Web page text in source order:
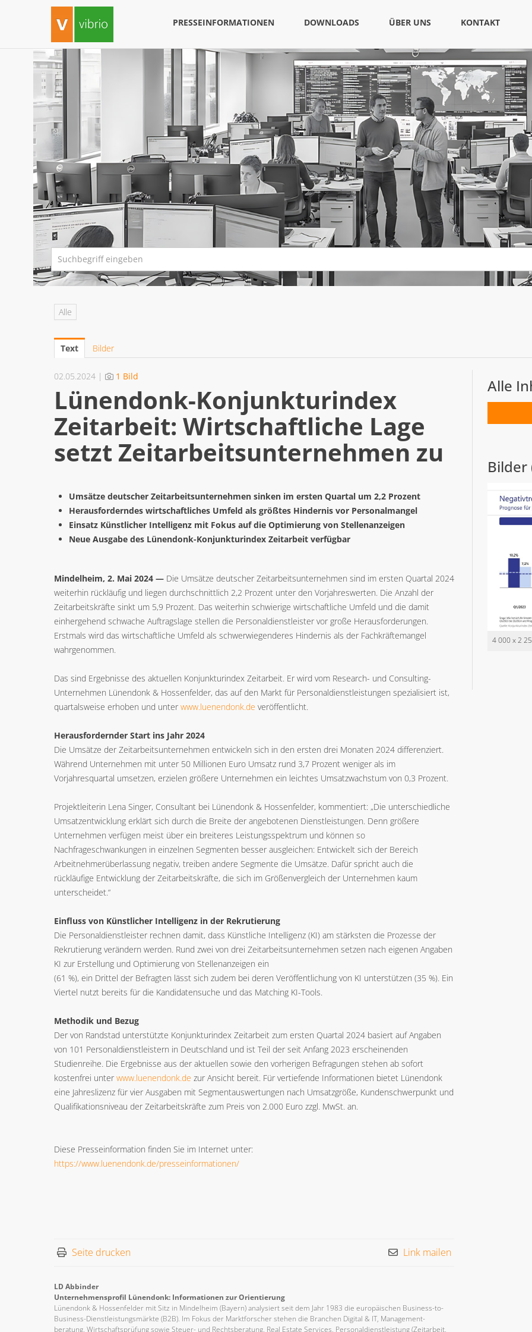
PRESSEINFORMATIONEN DOWNLOADS ÜBER UNS KONTAKT
Alle
Text Bilder
02.05.2024 | 1 Bild
Lünendonk-Konjunkturindex
Zeitarbeit: Wirtschaftliche Lage
setzt Zeitarbeitsunternehmen zu
Umsätze deutscher Zeitarbeitsunternehmen sinken im ersten Quartal um 2,2 Prozent
Herausforderndes wirtschaftliches Umfeld als größtes Hindernis vor Personalmangel
Einsatz Künstlicher Intelligenz mit Fokus auf die Optimierung von Stellenanzeigen
Neue Ausgabe des Lünendonk-Konjunkturindex Zeitarbeit verfügbar
Mindelheim, 2. Mai 2024 — Die Umsätze deutscher Zeitarbeitsunternehmen sind im ersten Quartal 2024
weiterhin rückläufig und liegen durchschnittlich 2,2 Prozent unter den Vorjahreswerten. Die Anzahl der
Zeitarbeitskräfte sinkt um 5,9 Prozent. Das weiterhin schwierige wirtschaftliche Umfeld und die damit
einhergehend schwache Auftragslage stellen die Personaldienstleister vor große Herausforderungen.
Erstmals wird das wirtschaftliche Umfeld als schwerwiegenderes Hindernis als der Fachkräftemangel
wahrgenommen.
Das sind Ergebnisse des aktuellen Konjunkturindex Zeitarbeit. Er wird vom Research- und Consulting-
Unternehmen Lünendonk & Hossenfelder, das auf den Markt für Personaldienstleistungen spezialisiert ist,
quartalsweise erhoben und unter www.luenendonk.de veröffentlicht.
Herausfordernder Start ins Jahr 2024
Die Umsätze der Zeitarbeitsunternehmen entwickeln sich in den ersten drei Monaten 2024 differenziert.
Während Unternehmen mit unter 50 Millionen Euro Umsatz rund 3,7 Prozent weniger als im
Vorjahresquartal umsetzen, erzielen größere Unternehmen ein leichtes Umsatzwachstum von 0,3 Prozent.
Projektleiterin Lena Singer, Consultant bei Lünendonk & Hossenfelder, kommentiert: „Die unterschiedliche
Umsatzentwicklung erklärt sich durch die Breite der angebotenen Dienstleistungen. Denn größere
Unternehmen verfügen meist über ein breiteres Leistungsspektrum und können so
Nachfrageschwankungen in einzelnen Segmenten besser ausgleichen: Entwickelt sich der Bereich
Arbeitnehmerüberlassung negativ, treiben andere Segmente die Umsätze. Dafür spricht auch die
rückläufige Entwicklung der Zeitarbeitskräfte, die sich im Größenvergleich der Unternehmen kaum
unterscheidet.“
Einfluss von Künstlicher Intelligenz in der Rekrutierung
Die Personaldienstleister rechnen damit, dass Künstliche Intelligenz (KI) am stärksten die Prozesse der
Rekrutierung verändern werden. Rund zwei von drei Zeitarbeitsunternehmen setzen nach eigenen Angaben
KI zur Erstellung und Optimierung von Stellenanzeigen ein
(61 %), ein Drittel der Befragten lässt sich zudem bei deren Veröffentlichung von KI unterstützen (35 %). Ein
Viertel nutzt bereits für die Kandidatensuche und das Matching KI-Tools.
Methodik und Bezug
Der von Randstad unterstützte Konjunkturindex Zeitarbeit zum ersten Quartal 2024 basiert auf Angaben
von 101 Personaldienstleistern in Deutschland und ist Teil der seit Anfang 2023 erscheinenden
Studienreihe. Die Ergebnisse aus der aktuellen sowie den vorherigen Befragungen stehen ab sofort
kostenfrei unter www.luenendonk.de zur Ansicht bereit. Für vertiefende Informationen bietet Lünendonk
eine Jahreslizenz für vier Ausgaben mit Segmentauswertungen nach Umsatzgröße, Kundenschwerpunkt und
Qualifikationsniveau der Zeitarbeitskräfte zum Preis von 2.000 Euro zzgl. MwSt. an.
Diese Presseinformation finden Sie im Internet unter:
https://www.luenendonk.de/presseinformationen/
Seite drucken Link mailen
LD Abbinder
Unternehmensprofil Lünendonk: Informationen zur Orientierung
Lünendonk & Hossenfelder mit Sitz in Mindelheim (Bayern) analysiert seit dem Jahr 1983 die europäischen Business-to-
Business-Dienstleistungsmärkte (B2B). Im Fokus der Marktforscher stehen die Branchen Digital & IT, Management-
beratung, Wirtschaftsprüfung sowie Steuer- und Rechtsberatung, Real Estate Services, Personaldienstleistung (Zeitarbeit,
Alle
Bilder
4 000 x 2